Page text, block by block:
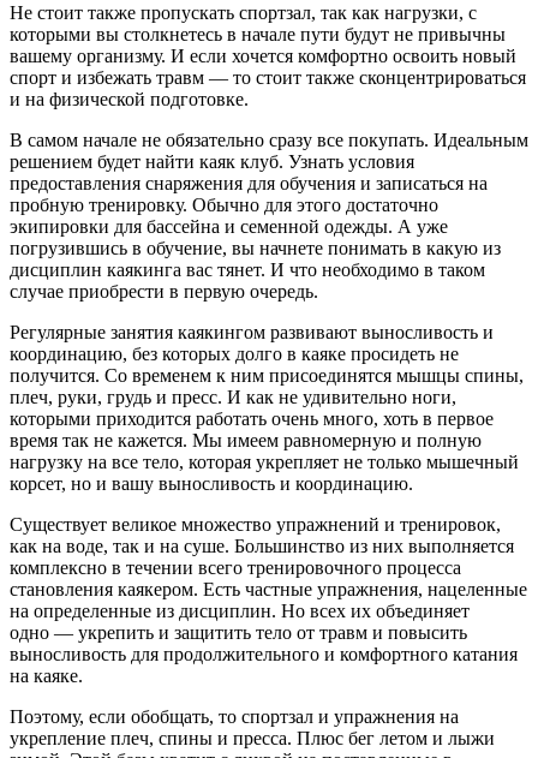
Не стоит также пропускать спортзал, так как нагрузки, с
которыми вы столкнетесь в начале пути будут не привычны
вашему организму. И если хочется комфортно освоить новый
спорт и избежать травм — то стоит также сконцентрироваться
и на физической подготовке.
В самом начале не обязательно сразу все покупать. Идеальным
решением будет найти каяк клуб. Узнать условия
предоставления снаряжения для обучения и записаться на
пробную тренировку. Обычно для этого достаточно
экипировки для бассейна и семенной одежды. А уже
погрузившись в обучение, вы начнете понимать в какую из
дисциплин каякинга вас тянет. И что необходимо в таком
случае приобрести в первую очередь.
Регулярные занятия каякингом развивают выносливость и
координацию, без которых долго в каяке просидеть не
получится. Со временем к ним присоединятся мышцы спины,
плеч, руки, грудь и пресс. И как не удивительно ноги,
которыми приходится работать очень много, хоть в первое
время так не кажется. Мы имеем равномерную и полную
нагрузку на все тело, которая укрепляет не только мышечный
корсет, но и вашу выносливость и координацию.
Существует великое множество упражнений и тренировок,
как на воде, так и на суше. Большинство из них выполняется
комплексно в течении всего тренировочного процесса
становления каякером. Есть частные упражнения, нацеленные
на определенные из дисциплин. Но всех их объединяет
одно — укрепить и защитить тело от травм и повысить
выносливость для продолжительного и комфортного катания
на каяке.
Поэтому, если обобщать, то спортзал и упражнения на
укрепление плеч, спины и пресса. Плюс бег летом и лыжи